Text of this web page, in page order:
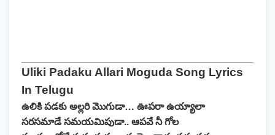
Uliki Padaku Allari Moguda Song Lyrics
In Telugu
ఉలికి పడకు అల్లరి మొగుడా… ఊపరా ఉయ్యాలా
సరసమాడే సమయమిపుడా.. ఆపవే నీ గోల